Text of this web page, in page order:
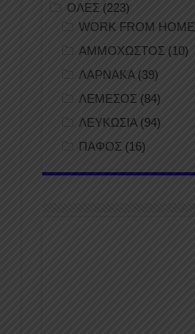
ΟΛΕΣ (223)
WORK FROM HOME
ΑΜΜΟΧΩΣΤΟΣ (10)
ΛΑΡΝΑΚΑ (39)
ΛΕΜΕΣΟΣ (84)
ΛΕΥΚΩΣΙΑ(94)
ΠΑΦΟΣ (16)